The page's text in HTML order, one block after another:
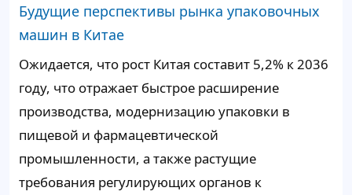
Будущие перспективы рынка упаковочных
машин в Китае
Ожидается, что рост Китая составит 5,2% к 2036
году, что отражает быстрое расширение
производства, модернизацию упаковки в
пищевой и фармацевтической
промышленности, а также растущие
требования регулирующих органов к